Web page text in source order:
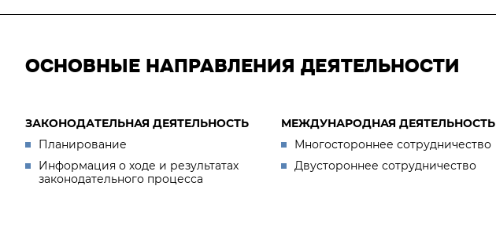
ОСНОВНЫЕ НАПРАВЛЕНИЯ ДЕЯТЕЛЬНОСТИ
ЗАКОНОДАТЕЛЬНАЯ ДЕЯТЕЛЬНОСТЬ
Планирование
Информация о ходе и результатах
законодательного процесса
МЕЖДУНАРОДНАЯ ДЕЯТЕЛЬНОСТЬ
Многостороннее сотрудничество
Двустороннее сотрудничество